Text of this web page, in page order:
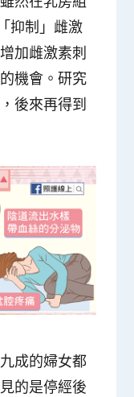
抑制」雌激
加雌激素刺
機會。研究
後來再得到
成的婦女都
的是停經後